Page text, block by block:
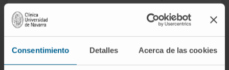
Consentimiento Detalles Acerca de las cookies
científicos observaron una acumulación similar de
mutaciones aleatorias en las células B sanas.
“Descubrimos vías genéticas y transcripcionales
que impulsan la transformación maligna. Es decir,
el origen del linfoma se presenta antes de la